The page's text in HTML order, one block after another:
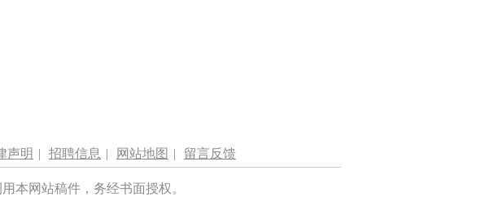
声明 | 招聘信息 | 网站地图 | 留言反馈
本网站稿件，务经书面授权。